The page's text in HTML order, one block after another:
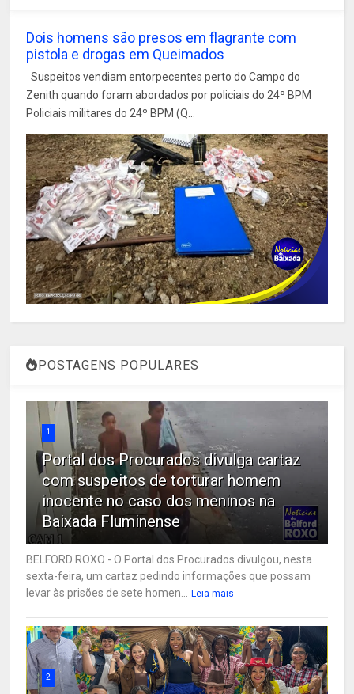
Dois homens são presos em flagrante com
pistola e drogas em Queimados
Suspeitos vendiam entorpecentes perto do Campo do
Zenith quando foram abordados por policiais do 24º BPM
Policiais militares do 24º BPM (Q...
POSTAGENS POPULARES
1
Portal dos Procurados divulga cartaz
com suspeitos de torturar homem
inocente no caso dos meninos na
Baixada Fluminense
BELFORD ROXO - O Portal dos Procurados divulgou, nesta
sexta-feira, um cartaz pedindo informações que possam
levar às prisões de sete homen...
Leia mais
2